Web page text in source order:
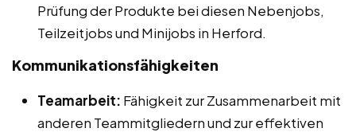
Prüfung der Produkte bei diesen Nebenjobs,
Teilzeitjobs und Minijobs in Herford.
Kommunikationsfähigkeiten
Teamarbeit: Fähigkeit zur Zusammenarbeit mit
anderen Teammitgliedern und zur effektiven